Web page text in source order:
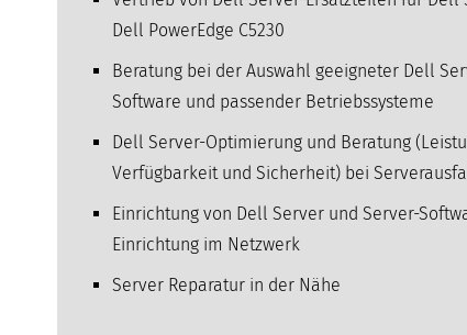
Dell PowerEdge C5230
Beratung bei der Auswahl geeigneter Dell
Software und passender Betriebssysteme
Dell Server-Optimierung und Beratung
Verfügbarkeit und Sicherheit) bei
Einrichtung von Dell Server und Server-
Einrichtung im Netzwerk
Server Reparatur in der Nähe